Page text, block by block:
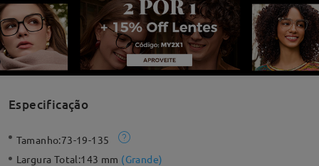
Especificação
Tamanho:73-19-135
Largura Total:143 mm (Grande)